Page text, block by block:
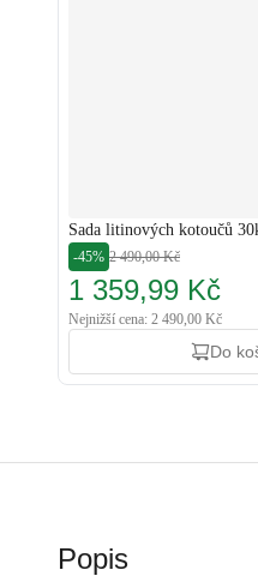
Sada litinových kotoučů
-45% 2 490,00 Kč
1 359,99 Kč
Nejnižší cena: 2 490,00 Kč
Do
Popis